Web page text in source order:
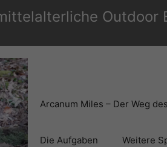
Outdoor
Arcanum Miles – Der Weg
Die Aufgaben Weitere